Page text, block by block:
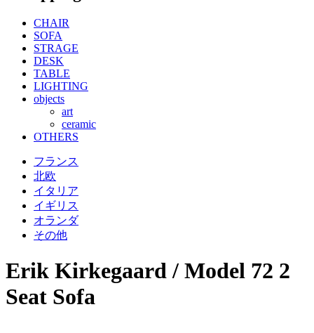
CHAIR
SOFA
STRAGE
DESK
TABLE
LIGHTING
objects
art
ceramic
OTHERS
フランス
北欧
イタリア
イギリス
オランダ
その他
Erik Kirkegaard / Model 72 2
Seat Sofa